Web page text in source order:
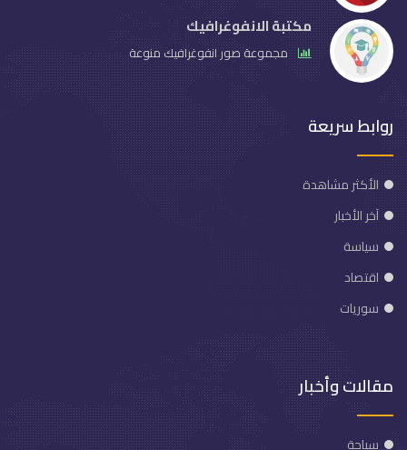
مكتبة الانفوغرافيك
مجموعة صور انفوغرافيك منوعة
روابط سريعة
الأكثر مشاهدة
آخر الأخبار
سياسة
اقتصاد
سوريات
مقالات وأخبار
سياحة